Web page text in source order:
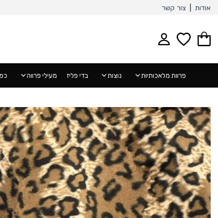
Skip
content
אודות צור קשר
פרוות מלאכותיות נוצות בדי פליז מעילי פרווה